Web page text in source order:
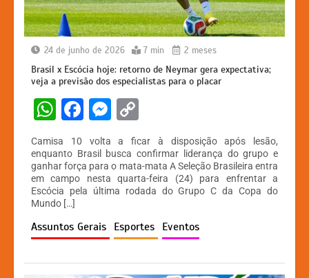
24 de junho de 2026 7 min 2 meses
Brasil x Escócia hoje: retorno de Neymar gera expectativa;
veja a previsão dos especialistas para o placar
W
at
s
A
p
p
F
c
e
b
o
o
k
M
s
s
e
n
g
er
p
y
Li
n
k
Camisa 10 volta a ficar à disposição após lesão,
enquanto Brasil busca confirmar liderança do grupo e
ganhar força para o mata-mata A Seleção Brasileira entra
em campo nesta quarta-feira (24) para enfrentar a
Escócia pela última rodada do Grupo C da Copa do
Mundo […]
Assuntos Gerais Esportes Eventos